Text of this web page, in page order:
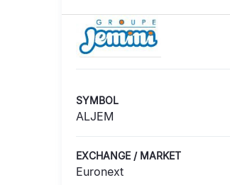
SYMBOL
ALJEM
EXCHANGE / MARKET
Euronext